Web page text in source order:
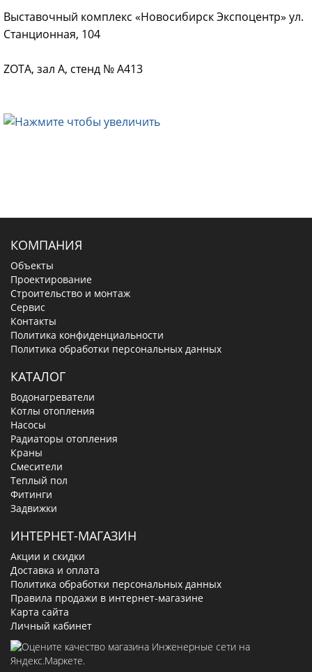
Выставочный комплекс «Новосибирск Экспоцентр» ул.
Станционная, 104
ZOTA, зал А, стенд № А413
КОМПАНИЯ
Объекты
Проектирование
Строительство и монтаж
Сервис
Контакты
Политика конфиденциальности
Политика обработки персональных данных
КАТАЛОГ
Водонагреватели
Котлы отопления
Насосы
Радиаторы отопления
Краны
Смесители
Теплый пол
Фитинги
Задвижки
ИНТЕРНЕТ-МАГАЗИН
Акции и скидки
Доставка и оплата
Политика обработки персональных данных
Правила продажи в интернет-магазине
Карта сайта
Личный кабинет